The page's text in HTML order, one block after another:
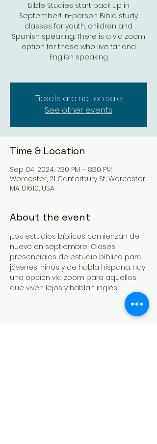
Bible Studies start back up in
September! In-person Bible study
classes for youth, children and
Spanish speaking. There is a via zoom
option for those who live far and
English speaking
Tickets are not on sale
See other events
Time & Location
Sep 04, 2024, 7:30 PM – 8:30 PM
Worcester, 21 Canterbury St, Worcester,
MA 01610, USA
About the event
¡Los estudios bíblicos comienzan de
nuevo en septiembre! Clases
presenciales de estudio bíblico para
jóvenes, niños y de habla hispana. Hay
una opción vía zoom para aquellos
que viven lejos y hablan inglés.